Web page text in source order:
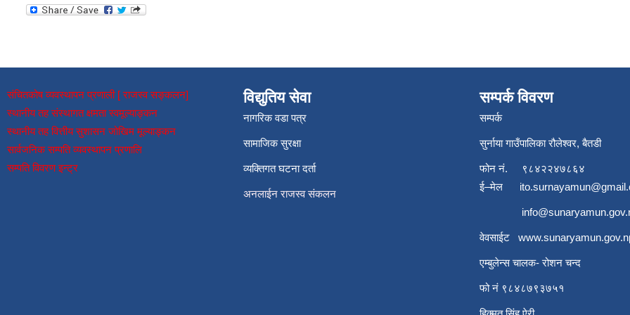
संचितकोष व्यवस्थापन प्रणाली [ राजस्व सङ्कलन]
स्थानीय तह संस्थागत क्षमता स्वमूल्याङ्कन
स्थानीय तह वित्तीय सुशासन जोखिम मूल्याङ्कन
सार्वजनिक सम्पति व्यवस्थापन प्रणालि
सम्पति विवरण इन्ट्र
विद्युतिय सेवा
नागरिक वडा पत्र
सामाजिक सुरक्षा
व्यक्तिगत घटना दर्ता
अनलाईन राजस्व संकलन
सम्पर्क विवरण
सम्पर्क
सुर्नाया गाउँपालिका रौलेश्वर, बैतडी
फोन नं.
९८४२२४७८६४
ई–मेल
वेवसाईट www.
एम्बुलेन्स चालक- रोशन चन्द
फो नं ९८४८७९३७५१